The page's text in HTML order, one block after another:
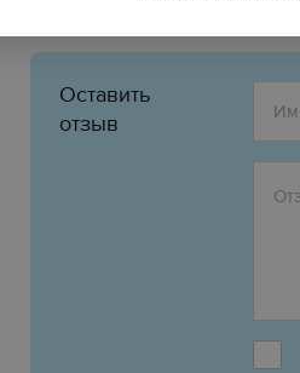
Оставить
отзыв